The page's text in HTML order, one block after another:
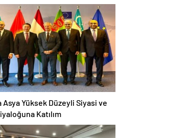
Asya Yüksek Düzeyli Siyasi ve
Katılım